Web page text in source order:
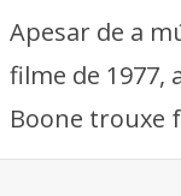
Apesar de a
filme de 1977,
Boone trouxe